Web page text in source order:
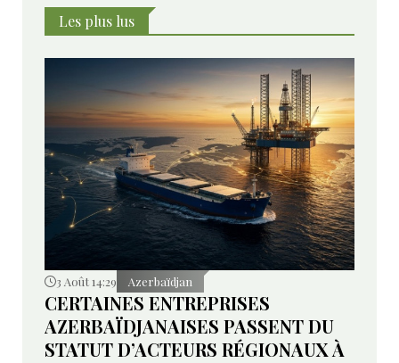
une période de turbulences dans le secteur des
médias.
Les plus lus
3 Août 14:29 Azerbaïdjan
CERTAINES ENTREPRISES
AZERBAÏDJANAISES PASSENT DU
STATUT D’ACTEURS RÉGIONAUX À